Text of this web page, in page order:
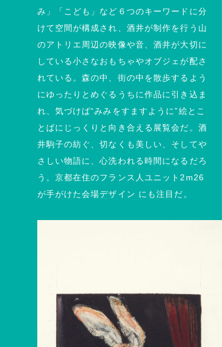
み」「こども」など６つのキーワードに分
けて空間が構成され、酒井が制作を行う山
のアトリエ周辺の映像や音、酒井が大切に
している小さなおもちゃやオブジェが配さ
れている。森の中、街の中を散歩するよう
にゆったりとめぐるうちに作品に引き込ま
れ、気づけば“みみをすますように”絵とこ
とばにじっくりと向き合える展覧会だ。酒
井駒子の紡ぐ、切なくも美しい、そしてや
さしい物語に、心洗われる時間になるだろ
う。京都在住のフランス人ユニット2m26
が手がけた会場デザイン にも注目だ。